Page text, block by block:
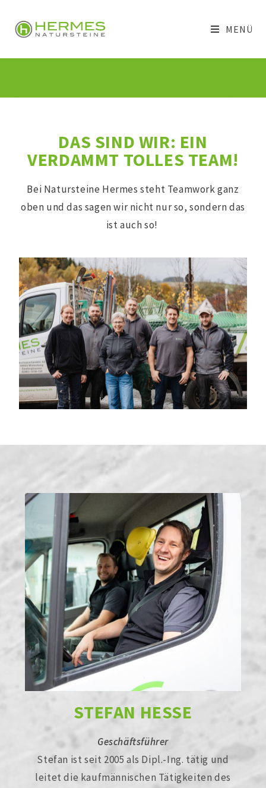
MENÜ
DAS SIND WIR: EIN
VERDAMMT TOLLES TEAM!
Bei Natursteine Hermes steht Teamwork ganz
oben und das sagen wir nicht nur so, sondern das
ist auch so!
STEFAN HESSE
Geschäftsführer
Stefan ist seit 2005 als Dipl.-Ing. tätig und
leitet die kaufmännischen Tätigkeiten des